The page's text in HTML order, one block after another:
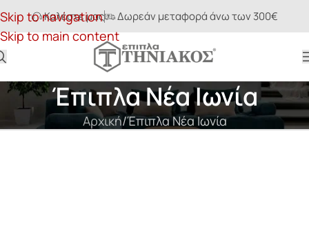
Skip to navigation
Skip to main content
Καλέστε μας Δωρεάν μεταφορά άνω των 300€
Έπιπλα Νέα Ιωνία
Αρχική Έπιπλα Νέα Ιωνία